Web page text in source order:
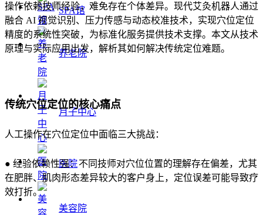
SPA馆
养老院
月子中心
医院
美容院
操作依赖技师经验，难免存在个体差异。现代艾灸机器人通过
融合 AI 视觉识别、压力传感与动态校准技术，实现穴位定位
精度的系统性突破，为标准化服务提供技术支撑。本文从技术
原理与实际应用出发，解析其如何解决传统定位难题。
传统穴位定位的核心痛点
人工操作在穴位定位中面临三大挑战：
● 经验依赖性强：不同技师对穴位位置的理解存在偏差，尤其
在肥胖、肌肉形态差异较大的客户身上，定位误差可能导致疗
效打折。